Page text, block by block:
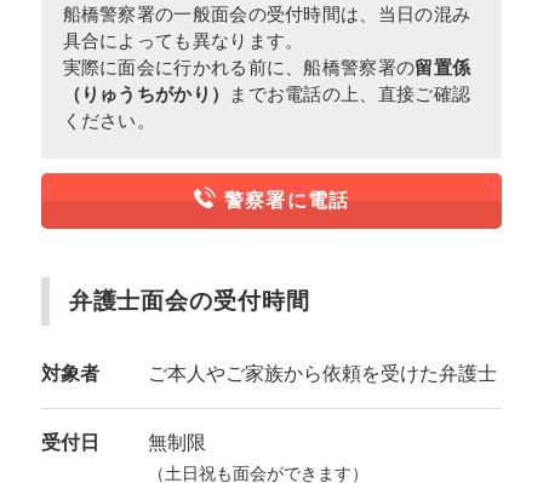
船橋警察署の一般面会の受付時間は、当日の混み
具合によっても異なります。
実際に面会に行かれる前に、船橋警察署の留置係
（りゅうちがかり）
までお電話の上、直接ご確認
ください。
警察署に電話
弁護士面会の受付時間
対象者 ご本人やご家族から依頼を受けた弁護士
受付日 無制限
（土日祝も面会ができます）